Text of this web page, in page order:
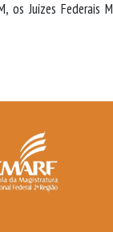
os Juízes Federais